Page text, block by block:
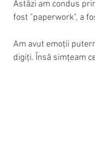
Astăzi am condus
fost "paperwork", a
Am avut emoții
digiți. Însă simțeam